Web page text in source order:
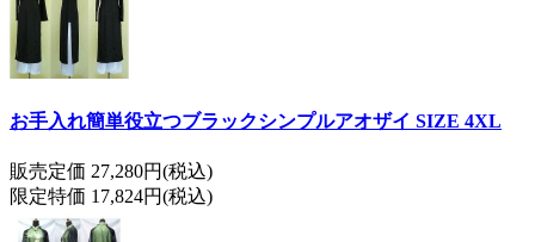
お手入れ簡単役立つブラックシンプルアオザイ SIZE 4XL
販売定価 27,280円(税込)
限定特価 17,824円(税込)